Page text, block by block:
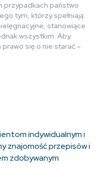
przypadkach państwo
tym, którzy spełniają
stanowiące
wszystkim. Aby
się o nie starać –
indywidualnym i
znajomość przepisów i
zdobywanym